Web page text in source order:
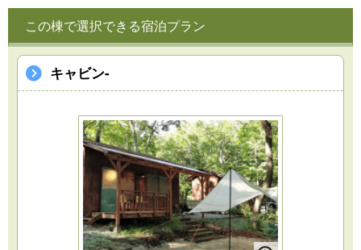
この棟で選択できる宿泊プラン
キャビン-